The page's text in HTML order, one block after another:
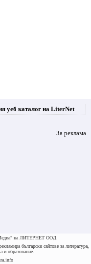
уеб каталог на LiterNet
За реклама
Медиа" на ЛИТЕРНЕТ ООД.
български сайтове за литература,
и образование.